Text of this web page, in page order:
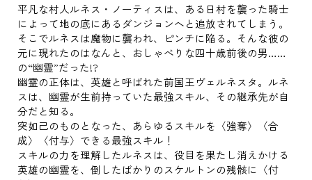
平凡な村人ルネス・ノーティスは、ある日村を襲った騎士
によって地の底にあるダンジョンへと追放されてしまう。
そこでルネスは魔物に襲われ、ピンチに陥る。そんな彼の
元に現れたのはなんと、おしゃべりな四十歳前後の男……
の“幽霊”だった!?
幽霊の正体は、英雄と呼ばれた前国王ヴェルネスタ。ルネ
スは、幽霊が生前持っていた最強スキル、その継承先が自
分だと知る。
突如己のものとなった、あらゆるスキルを〈強奪〉〈合
成〉〈付与〉できる最強スキル！
スキルの力を理解したルネスは、役目を果たし消えかける
英雄の幽霊を、倒したばかりのスケルトンの残骸に〈付